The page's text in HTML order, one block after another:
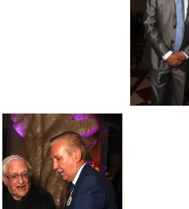
Foto: Francisco
Muñiz